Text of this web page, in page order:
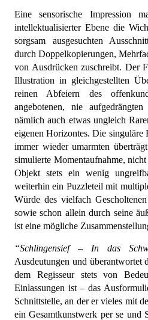
Eine sensorische Impression
intellektualisierter Ebene die
sorgsam ausgesuchten
durch Doppelkopierungen,
von Ausdrücken zuschreibt. Der
Illustration in gleichgestellten
reinen Abfeiern des
angebotenen, nie
nämlich auch etwas ungleich
eigenen Horizontes. Die singuläre
immer wieder umarmten
simulierte Momentaufnahme,
Objekt stets ein wenig
weiterhin ein Puzzleteil mit
Würde des vielfach
sowie schon allein durch seine
ist eine mögliche
“Schlingensief – In das
Ausdeutungen und überantwortet
dem Regisseur stets von
Einlassungen ist – das
Schnittstelle, an der er vieles mit
ein Gesamtkunstwerk per se und